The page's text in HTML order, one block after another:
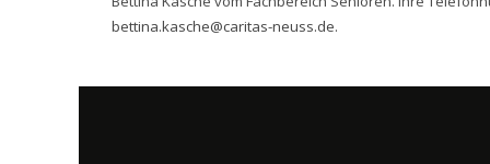
bettina.kasche@caritas-neuss.de.